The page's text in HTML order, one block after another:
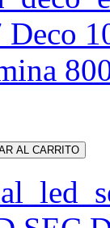
Deco